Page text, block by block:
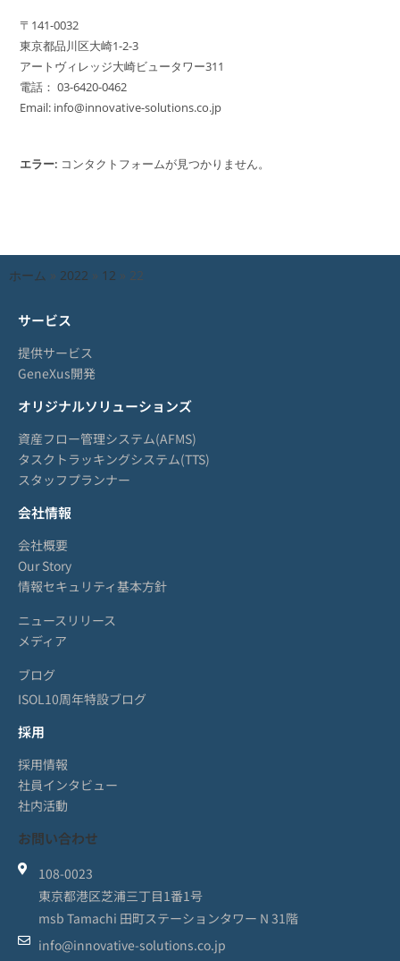
〒141-0032
東京都品川区大崎1-2-3
アートヴィレッジ大崎ビュータワー311
電話： 03-6420-0462
Email: info@innovative-solutions.co.jp
エラー: コンタクトフォームが見つかりません。
ホーム » 2022 » 12 » 22
サービス
提供サービス
GeneXus開発
オリジナルソリューションズ
資産フロー管理システム(AFMS)
タスクトラッキングシステム(TTS)
スタッフプランナー
会社情報
会社概要
Our Story
情報セキュリティ基本方針
ニュースリリース
メディア
ブログ
ISOL10周年特設ブログ
採用
採用情報
社員インタビュー
社内活動
お問い合わせ
108-0023
東京都港区芝浦三丁目1番1号
msb Tamachi 田町ステーションタワー N 31階
info@innovative-solutions.co.jp